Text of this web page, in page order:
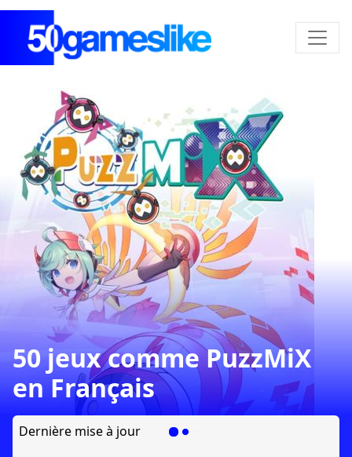
50 jeux comme PuzzMiX
en Français
Dernière mise à jour